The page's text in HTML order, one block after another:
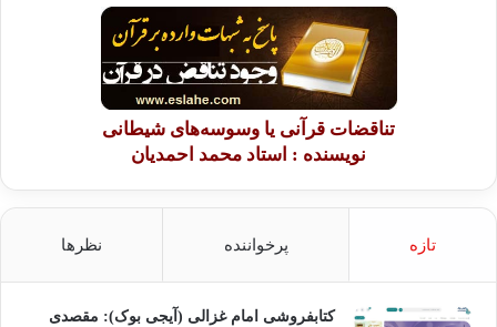
تناقضات قرآنی یا وسوسه‌های شیطانی
نویسنده : استاد محمد احمدیان
تازه پرخواننده نظرها
کتابفروشی امام غزالی (آیجی بوک): مقصدی